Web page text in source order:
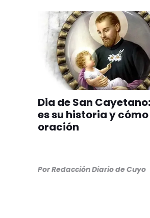
Dia de San
es su historia y cómo
oración
PorRedacción Diario de Cuyo